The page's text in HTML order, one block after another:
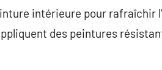
intérieure pour rafraîchir
des peintures